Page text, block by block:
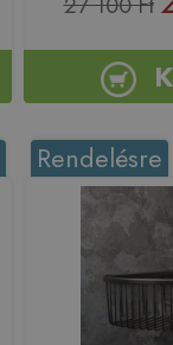
Rendelésre